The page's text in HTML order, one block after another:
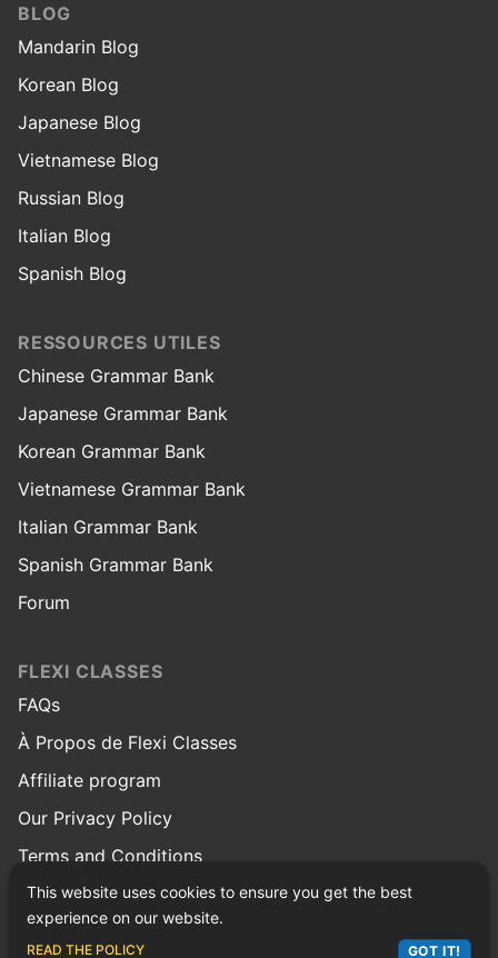
BLOG
Mandarin Blog
Korean Blog
Japanese Blog
Vietnamese Blog
Russian Blog
Italian Blog
Spanish Blog
RESSOURCES UTILES
Chinese Grammar Bank
Japanese Grammar Bank
Korean Grammar Bank
Vietnamese Grammar Bank
Italian Grammar Bank
Spanish Grammar Bank
Forum
FLEXI CLASSES
FAQs
À Propos de Flexi Classes
Affiliate program
Our Privacy Policy
Terms and Conditions
© Copyright 2026 Flexi Classes
Facebook
Twitter
Instagram
Linkedin
Youtube
RedditPinterest
This website uses cookies to ensure you get the best
experience on our website.
READ THE POLICY GOT IT!
ASK LEX